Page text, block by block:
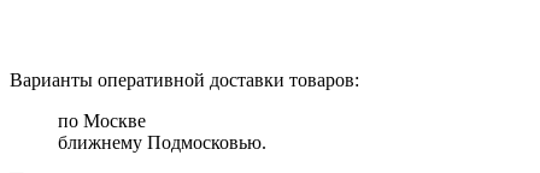
Варианты оперативной доставки товаров:
по Москве
ближнему Подмосковью.